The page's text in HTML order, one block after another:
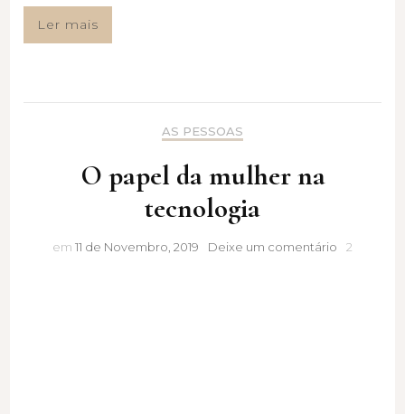
Ler mais
AS PESSOAS
O papel da mulher na
tecnologia
em 11 de Novembro, 2019 Deixe um comentário O2